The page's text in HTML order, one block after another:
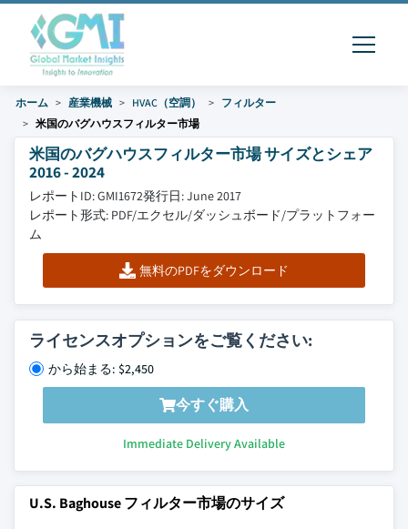
ホーム 産業機械 HVAC（空調）
フィルター
米国のバグハウスフィルター市場
米国のバグハウスフィルター市場 サイズとシェア
2016 - 2024
レポートID: GMI1672発行日: June 2017
レポート形式: PDF/エクセル/ダッシュボード/プラットフォー
ム
無料のPDFをダウンロード
ライセンスオプションをご覧ください:
から始まる: $2,450
今すぐ購入
Immediate Delivery Available
U.S. Baghouse フィルター市場のサイズ